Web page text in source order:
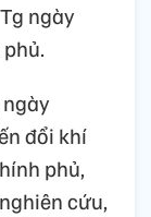
ngày
đổi khí
phủ,
cứu,